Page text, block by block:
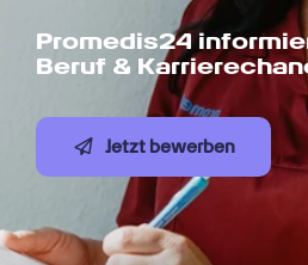
Promedis24
Beruf &
Jetzt bewerben